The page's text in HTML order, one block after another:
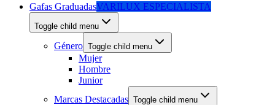
Gafas GraduadasVARILUX ESPECIALISTA
Toggle child menu
Género Toggle child menu
Mujer
Hombre
Junior
Marcas Destacadas Toggle child menu